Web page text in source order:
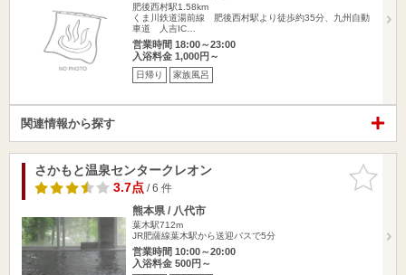
肥後西村駅1.58km
くま川鉄道湯前線 肥後西村駅より徒歩約35分、九州自動
車道 人吉IC…
営業時間 18:00～23:00
入浴料金 1,000円～
日帰り 家族風呂
関連情報から探す
お気に入
りに追加
さかもと温泉センタークレオン
3.7点/ 6 件
熊本県 / 八代市
葉木駅712m
JR肥薩線葉木駅から送迎バスで5分
営業時間 10:00～20:00
入浴料金 500円～